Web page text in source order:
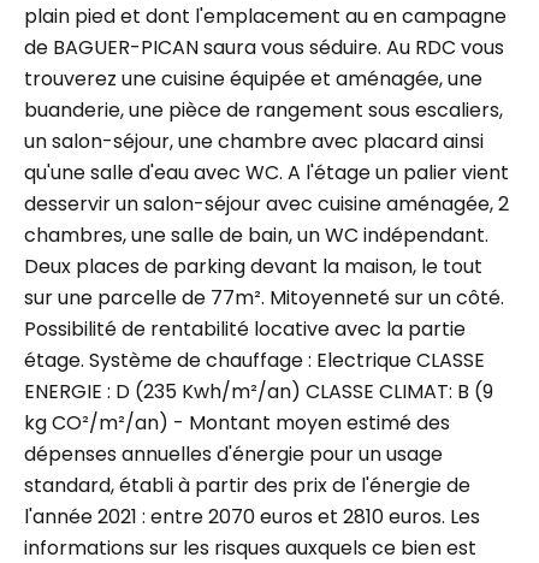
plain pied et dont l'emplacement au en campagne
de BAGUER-PICAN saura vous séduire. Au RDC vous
trouverez une cuisine équipée et aménagée, une
buanderie, une pièce de rangement sous escaliers,
un salon-séjour, une chambre avec placard ainsi
qu'une salle d'eau avec WC. A l'étage un palier vient
desservir un salon-séjour avec cuisine aménagée, 2
chambres, une salle de bain, un WC indépendant.
Deux places de parking devant la maison, le tout
sur une parcelle de 77m². Mitoyenneté sur un côté.
Possibilité de rentabilité locative avec la partie
étage. Système de chauffage : Electrique CLASSE
ENERGIE : D (235 Kwh/m²/an) CLASSE CLIMAT: B (9
kg CO²/m²/an) - Montant moyen estimé des
dépenses annuelles d'énergie pour un usage
standard, établi à partir des prix de l'énergie de
l'année 2021 : entre 2070 euros et 2810 euros. Les
informations sur les risques auxquels ce bien est